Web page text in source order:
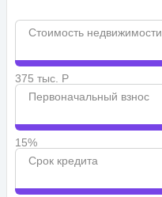
Стоимость недвижимости
375 тыс. Р
Первоначальный взнос
15%
Срок кредита